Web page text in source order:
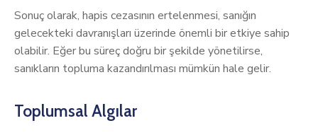
Sonuç olarak, hapis cezasının ertelenmesi, sanığın
gelecekteki davranışları üzerinde önemli bir etkiye sahip
olabilir. Eğer bu süreç doğru bir şekilde yönetilirse,
sanıkların topluma kazandırılması mümkün hale gelir.
Toplumsal Algılar